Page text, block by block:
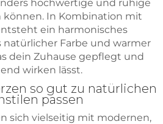
hochwertige und ruhige
In Kombination mit
ein harmonisches
natürlicher Farbe und warmer
dein Zuhause gepflegt und
wirken lässt.
so gut zu natürlichen
passen
sich vielseitig mit modernen,